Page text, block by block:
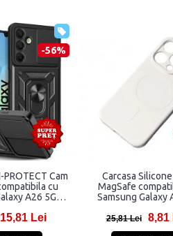
Carcasa Hybrid Armor
CamShield compatibila cu
Samsung Galaxy A26 5G Pink
22,99 Lei 12,99 Lei